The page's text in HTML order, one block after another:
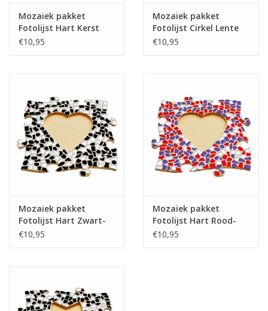
Mozaiek pakket
Fotolijst Hart Kerst
€10,95
Mozaiek pakket
Fotolijst Cirkel Lente
€10,95
Mozaiek pakket
Fotolijst Hart Zwart-
Wit
€10,95
Mozaiek pakket
Fotolijst Hart Rood-
Wit-Paars
€10,95